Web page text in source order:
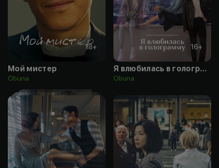
18+
Мой мистер
Obuna
16+
Я влюбилась в голограмму
Obuna